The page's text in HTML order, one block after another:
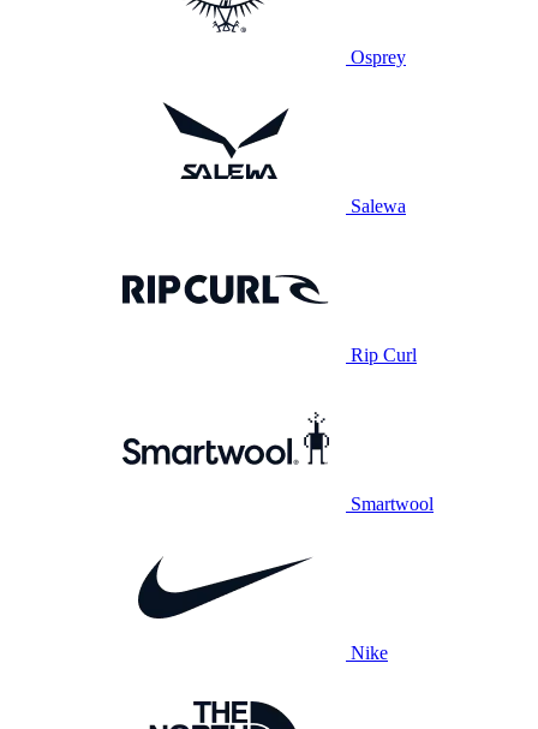
Osprey
Salewa
Rip Curl
Smartwool
Nike